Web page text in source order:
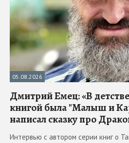
05.08.2026
Дмитрий Емец: «В
книгой была "Малыш и
написал сказку про
Интервью с автором серии книг о